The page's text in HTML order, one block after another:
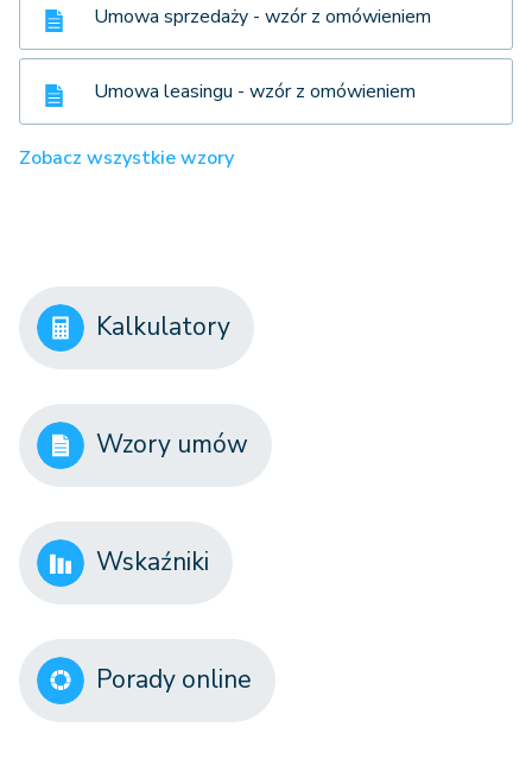
Umowa sprzedaży - wzór z omówieniem
Umowa leasingu - wzór z omówieniem
Zobacz wszystkie wzory
Kalkulatory
Wzory umów
Wskaźniki
Porady online